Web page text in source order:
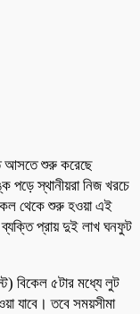
আসতে শুরু করেছে
পড়ে স্থানীয়রা নিজ খরচে
থেকে শুরু হওয়া এই
প্রায় দুই লাখ ঘনফুট
বিকেল ৫টার মধ্যে লুট
যাবে। তবে সময়সীমা